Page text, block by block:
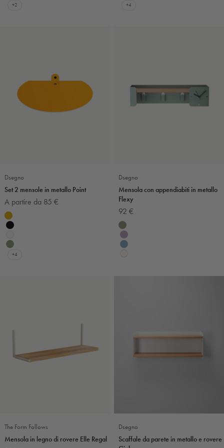
+2 +4
Dsegno
Set 2 mensole in metallo Point
Prezzo scontato
A partire da 85 €
Colore
Senape
Nero
Bianco
Verde salvia
+4
Dsegno
Mensola con appendiabiti in metallo
Flexy
Prezzo scontato
92 €
Colore
Eucalipto
Violetta
Carta da zucchero
The Form Follows
Mensola in legno di rovere Elle Regal
Dsegno
Scaffale da parete in metallo e rovere